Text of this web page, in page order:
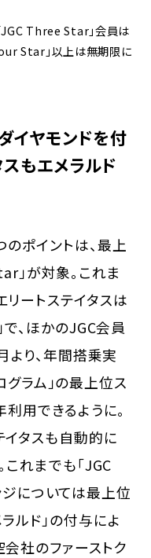
JGC Three Star」会員は
Star」以上は無期限に
ヤモンドを付
もエメラルド
ポイントは、最上
」が対象。これま
ートステイタスは
、ほかのJGC会員
より、年間搭乗実
ラム」の最上位ス
利用できるように。
イタスも自動的に
これまでも「JGC
については最上位
ルド」の付与によ
社のファーストク